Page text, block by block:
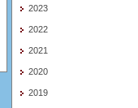
2023
2022
2021
2020
2019